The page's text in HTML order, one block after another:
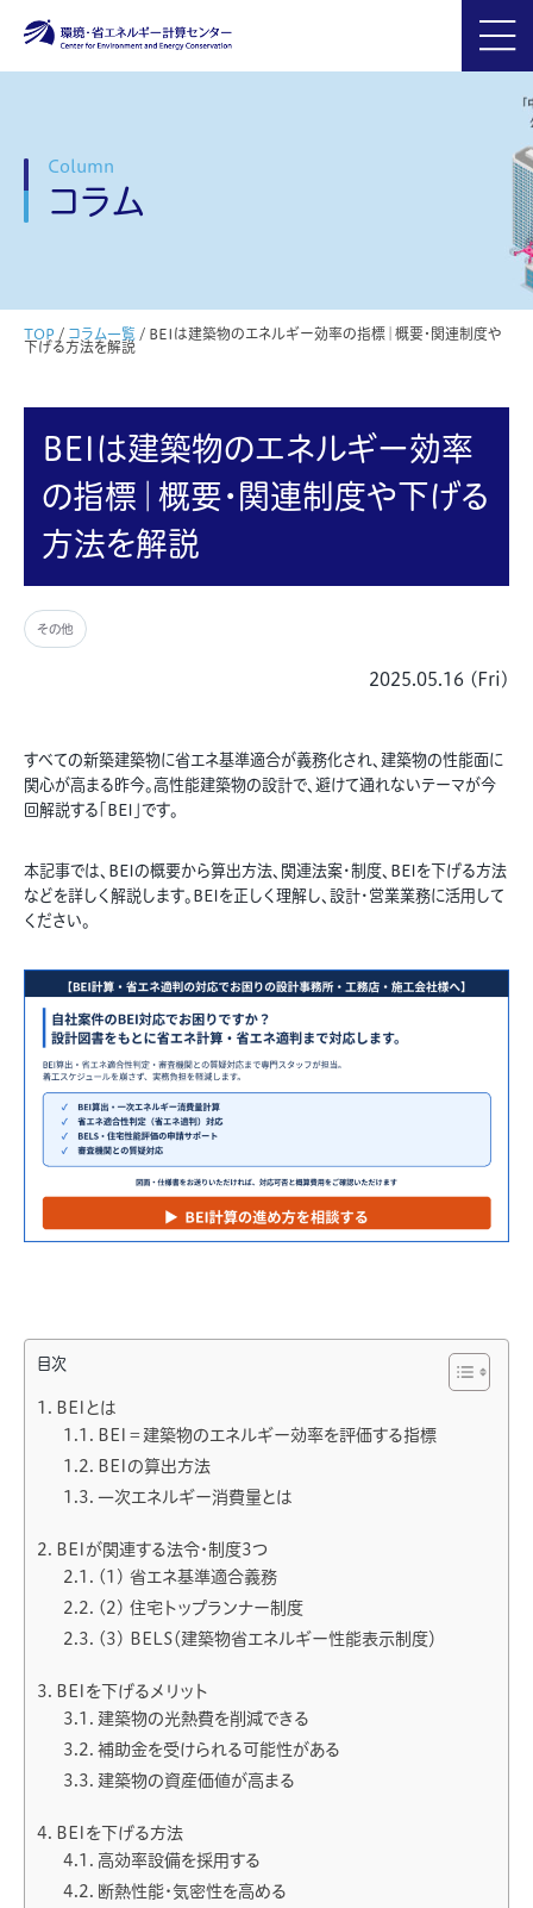
Column
コラム
TOP / コラム一覧 / BEIは建築物のエネルギー効率の指標｜概要・関連制度や
下げる方法を解説
BEIは建築物のエネルギー効率
の指標｜概要・関連制度や下げる
方法を解説
その他
2025.05.16 (Fri)
すべての新築建築物に省エネ基準適合が義務化され、建築物の性能面に
関心が高まる昨今。高性能建築物の設計で、避けて通れないテーマが今
回解説する「BEI」です。
本記事では、BEIの概要から算出方法、関連法案・制度、BEIを下げる方法
などを詳しく解説します。BEIを正しく理解し、設計・営業業務に活用して
ください。
目次
BEIとは
BEI＝建築物のエネルギー効率を評価する指標
BEIの算出方法
一次エネルギー消費量とは
BEIが関連する法令・制度3つ
(1) 省エネ基準適合義務
(2) 住宅トップランナー制度
(3) BELS（建築物省エネルギー性能表示制度）
BEIを下げるメリット
建築物の光熱費を削減できる
補助金を受けられる可能性がある
建築物の資産価値が高まる
BEIを下げる方法
高効率設備を採用する
断熱性能・気密性を高める